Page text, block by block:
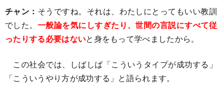
チャン： そうですね。それは、わたしにとってもいい教訓
でした。 一般論を気にしすぎたり、世間の言説にすべて従
ったりする必要はないと身をもって学べましたから。
この社会では、しばしば「こういうタイプが成功する」
「こういうやり方が成功する」と語られます。